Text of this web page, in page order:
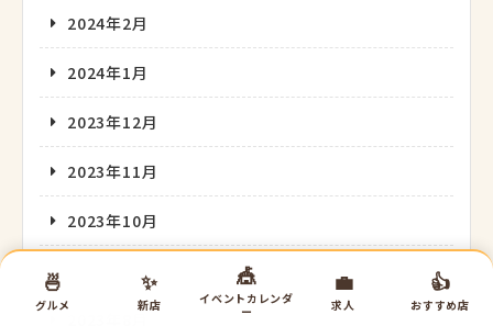
2024年2月
2024年1月
2023年12月
2023年11月
2023年10月
2023年9月
🍜
グルメ
✨
新店
🎪
イベントカレンダ
ー
💼
求人
👍
おすすめ店